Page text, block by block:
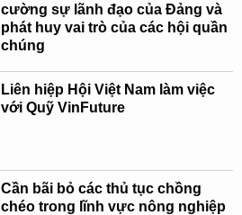
cường sự lãnh đạo của Đảng và
phát huy vai trò của các hội quần
chúng
Liên hiệp Hội Việt Nam làm việc
với Quỹ VinFuture
Cần bãi bỏ các thủ tục chồng
chéo trong lĩnh vực nông nghiệp